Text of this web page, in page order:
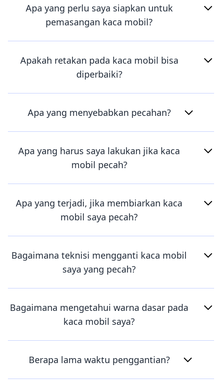
Apa yang perlu saya siapkan untuk
pemasangan kaca mobil?
Apakah retakan pada kaca mobil bisa
diperbaiki?
Apa yang menyebabkan pecahan?
Apa yang harus saya lakukan jika kaca
mobil pecah?
Apa yang terjadi, jika membiarkan kaca
mobil saya pecah?
Bagaimana teknisi mengganti kaca mobil
saya yang pecah?
Bagaimana mengetahui warna dasar pada
kaca mobil saya?
Berapa lama waktu penggantian?